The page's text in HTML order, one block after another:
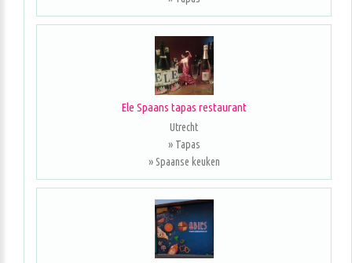
Ele Spaans tapas restaurant
Utrecht
» Tapas
» Spaanse keuken